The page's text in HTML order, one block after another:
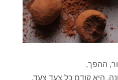
ההפך,
היא קודם כל צעד צעד,